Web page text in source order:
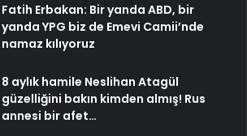
Fatih Erbakan: Bir yanda ABD, bir
yanda YPG biz de Emevi Camii’nde
namaz kılıyoruz
8 aylık hamile Neslihan Atagül
güzelliğini bakın kimden almış! Rus
annesi bir afet…